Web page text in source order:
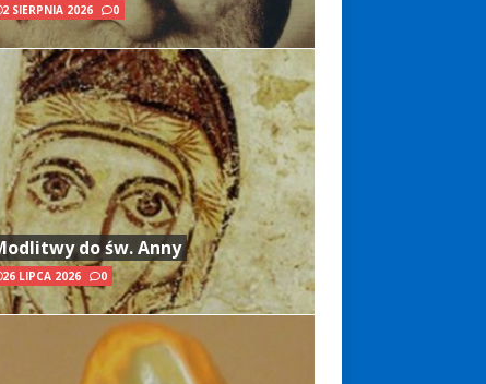
2 SIERPNIA 2026 0
do św. Anny
26 LIPCA 2026 0